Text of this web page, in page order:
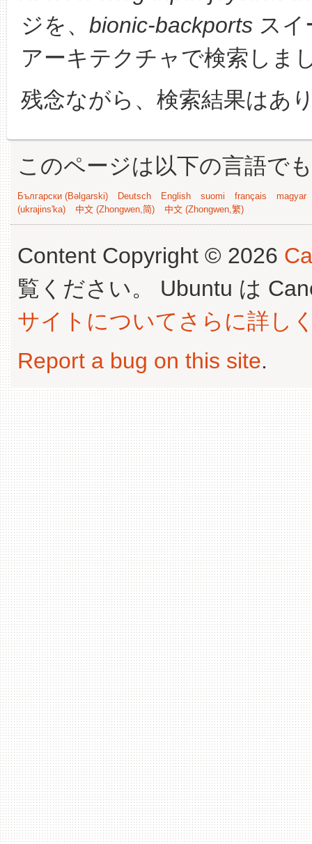
ジを、 bionic-backports ス
アーキテクチャで検索しま
残念ながら、検索結果はあ
このページは以下の言語で
Български (Bəlgarski) Deutsch English suomi français
magyar
(ukrajins'ka)
中文 (Zhongwen,简) 中文 (Zhongwen,繁)
Content Copyright © 2026
覧ください。 Ubuntu は
サイトについてさらに詳し
Report a bug on this site.